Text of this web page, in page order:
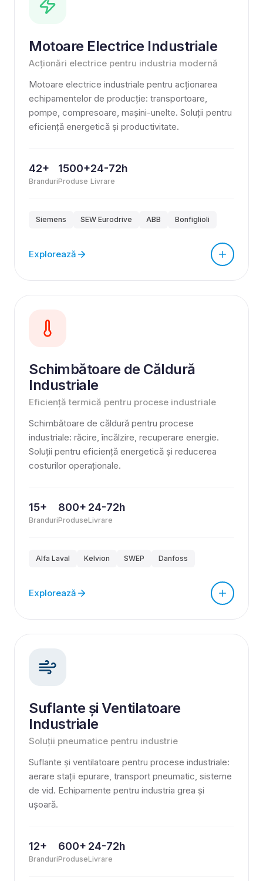
Motoare Electrice Industriale
Acționări electrice pentru industria modernă
Motoare electrice industriale pentru acționarea
echipamentelor de producție: transportoare,
pompe, compresoare, mașini-unelte. Soluții pentru
eficiență energetică și productivitate.
42+
Branduri
1500+
Produse
24-72h
Livrare
Siemens SEW Eurodrive ABB Bonfiglioli
Explorează
Schimbătoare de Căldură
Industriale
Eficiență termică pentru procese industriale
Schimbătoare de căldură pentru procese
industriale: răcire, încălzire, recuperare energie.
Soluții pentru eficiență energetică și reducerea
costurilor operaționale.
15+
Branduri
800+
Produse
24-72h
Livrare
Alfa Laval Kelvion SWEP Danfoss
Explorează
Suflante și Ventilatoare
Industriale
Soluții pneumatice pentru industrie
Suflante și ventilatoare pentru procese industriale:
aerare stații epurare, transport pneumatic, sisteme
de vid. Echipamente pentru industria grea și
ușoară.
12+
Branduri
600+
Produse
24-72h
Livrare